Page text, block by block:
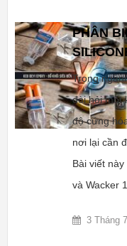
PHÂN
Trong
đòi hỏi một
độ cứng
nơi lại cần
Bài viết
và Wacker
3 Tháng